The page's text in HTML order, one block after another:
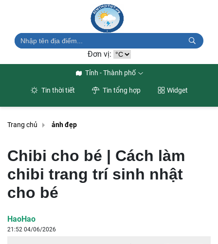
Đơn vị:
Tỉnh - Thành phố
Tin thời tiết Tin tổng hợp Widget
Trang chủ ảnh đẹp
Chibi cho bé | Cách làm
chibi trang trí sinh nhật
cho bé
HaoHao
21:52 04/06/2026